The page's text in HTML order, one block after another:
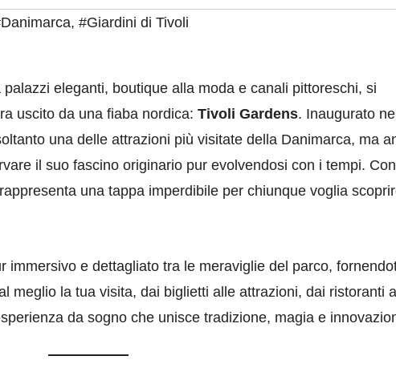
, #Giardini di Tivoli
palazzi eleganti, boutique alla moda e canali pittoreschi, si
uscito da una fiaba nordica: Tivoli Gardens. Inaugurato nel
una delle attrazioni più visitate della Danimarca, ma
il suo fascino originario pur evolvendosi con i tempi. Con
una tappa imperdibile per chiunque voglia
immersivo e dettagliato tra le meraviglie del parco,
meglio la tua visita, dai biglietti alle attrazioni, dai ristoranti
da sogno che unisce tradizione, magia e